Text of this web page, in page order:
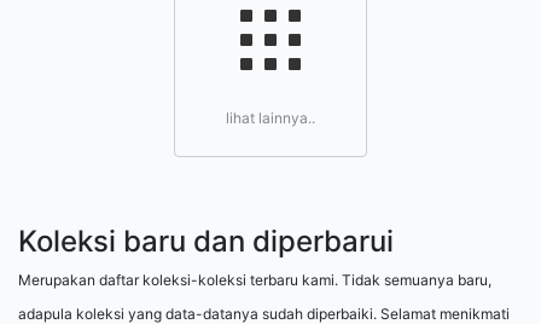
lihat lainnya..
Koleksi baru dan diperbarui
Merupakan daftar koleksi-koleksi terbaru kami. Tidak semuanya baru,
adapula koleksi yang data-datanya sudah diperbaiki. Selamat menikmati